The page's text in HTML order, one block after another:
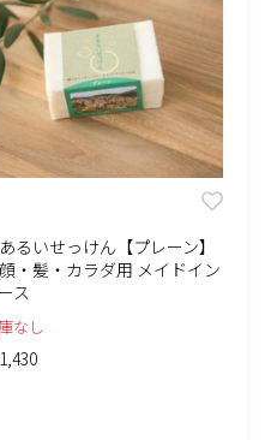
るいせっけん【プレーン】
・髪・カラダ用 メイドイン
ス
なし